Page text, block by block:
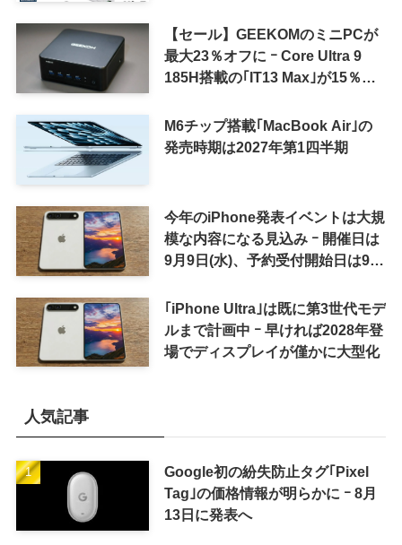
【セール】GEEKOMのミニPCが
最大23％オフに ｰ Core Ultra 9
185H搭載の｢IT13 Max｣が15％オ
M6チップ搭載｢MacBook Air｣の
発売時期は2027年第1四半期
今年のiPhone発表イベントは大規
模な内容になる見込み ｰ 開催日は
9月9日(水)、予約受付開始日は9月
｢iPhone Ultra｣は既に第3世代モデ
ルまで計画中 ｰ 早ければ2028年登
場でディスプレイが僅かに大型化
人気記事
Google初の紛失防止タグ｢Pixel
Tag｣の価格情報が明らかに ｰ 8月
13日に発表へ